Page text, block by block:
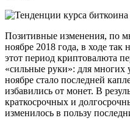
Позитивные изменения, по
ноябре 2018 года, в ходе
этот период криптовалюта
«сильные руки»: для многих
ноябре стало последней
избавились от монет. В
краткосрочных и
изменилось в пользу